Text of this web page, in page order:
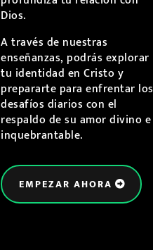
Dios.
A través de nuestras
enseñanzas, podrás explorar
tu identidad en Cristo y
prepararte para enfrentar los
desafíos diarios con el
respaldo de su amor divino e
inquebrantable.
EMPEZAR AHORA